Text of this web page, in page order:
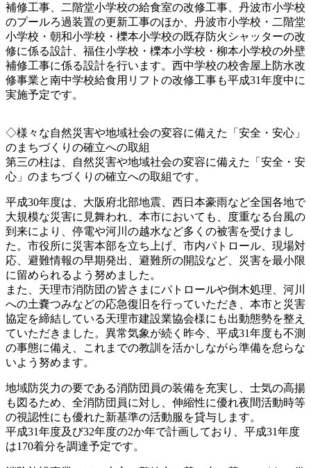
補修工事、二階堂小学校の給食室の改修工事、丹波市小学校
のプールろ過装置の更新工事のほか、丹波市小学校・二階堂
小学校・朝和小学校・櫟本小学校の既存防火シャッターの改
修に係る設計、福住小学校・櫟本小学校・柳本小学校の外壁
補修工事に係る設計を行います。西中学校の校舎屋上防水改
修事業と南中学校給食用リフトの改修工事も平成31年度中に
実施予定です。
◇様々な自然災害や地域社会の変容に備えた「安全・安心」
のまちづくりの確立への取組
第三の柱は、自然災害や地域社会の変容に備えた「安全・安
心」のまちづくりの確立への取組です。
平成30年度は、大阪府北部地震、西日本豪雨など全国各地で
大規模な災害に見舞われ、本市においても、度重なる台風の
到来により、停電や河川の越水など多くの被害を受けまし
た。市役所に災害本部を立ち上げ、市内パトロール、現場対
応、避難情報の早期発出、避難所の開設など、災害を最小限
に留められるよう努めました。
また、天理市消防団の皆さまにパトロールや倒木処理、河川
への土嚢つみなどの応急復旧を行っていただき、本市と災害
協定を締結している天理市建設業協会様にも出動態勢を整え
ていただきました。異常気象が続く昨今、平成31年度も不測
の事態に備え、これまでの教訓を活かしながら準備を怠らな
いよう努めます。
地域防災力の要である消防団員の装備を充実し、士気の高揚
も図るため、全消防団員に対し、伸縮性に優れ夜間活動時等
の視認性にも優れた新基準の活動服を貸与します。
平成31年度及び32年度の2か年で計画しており、平成31年度
は170着分を調達予定です。